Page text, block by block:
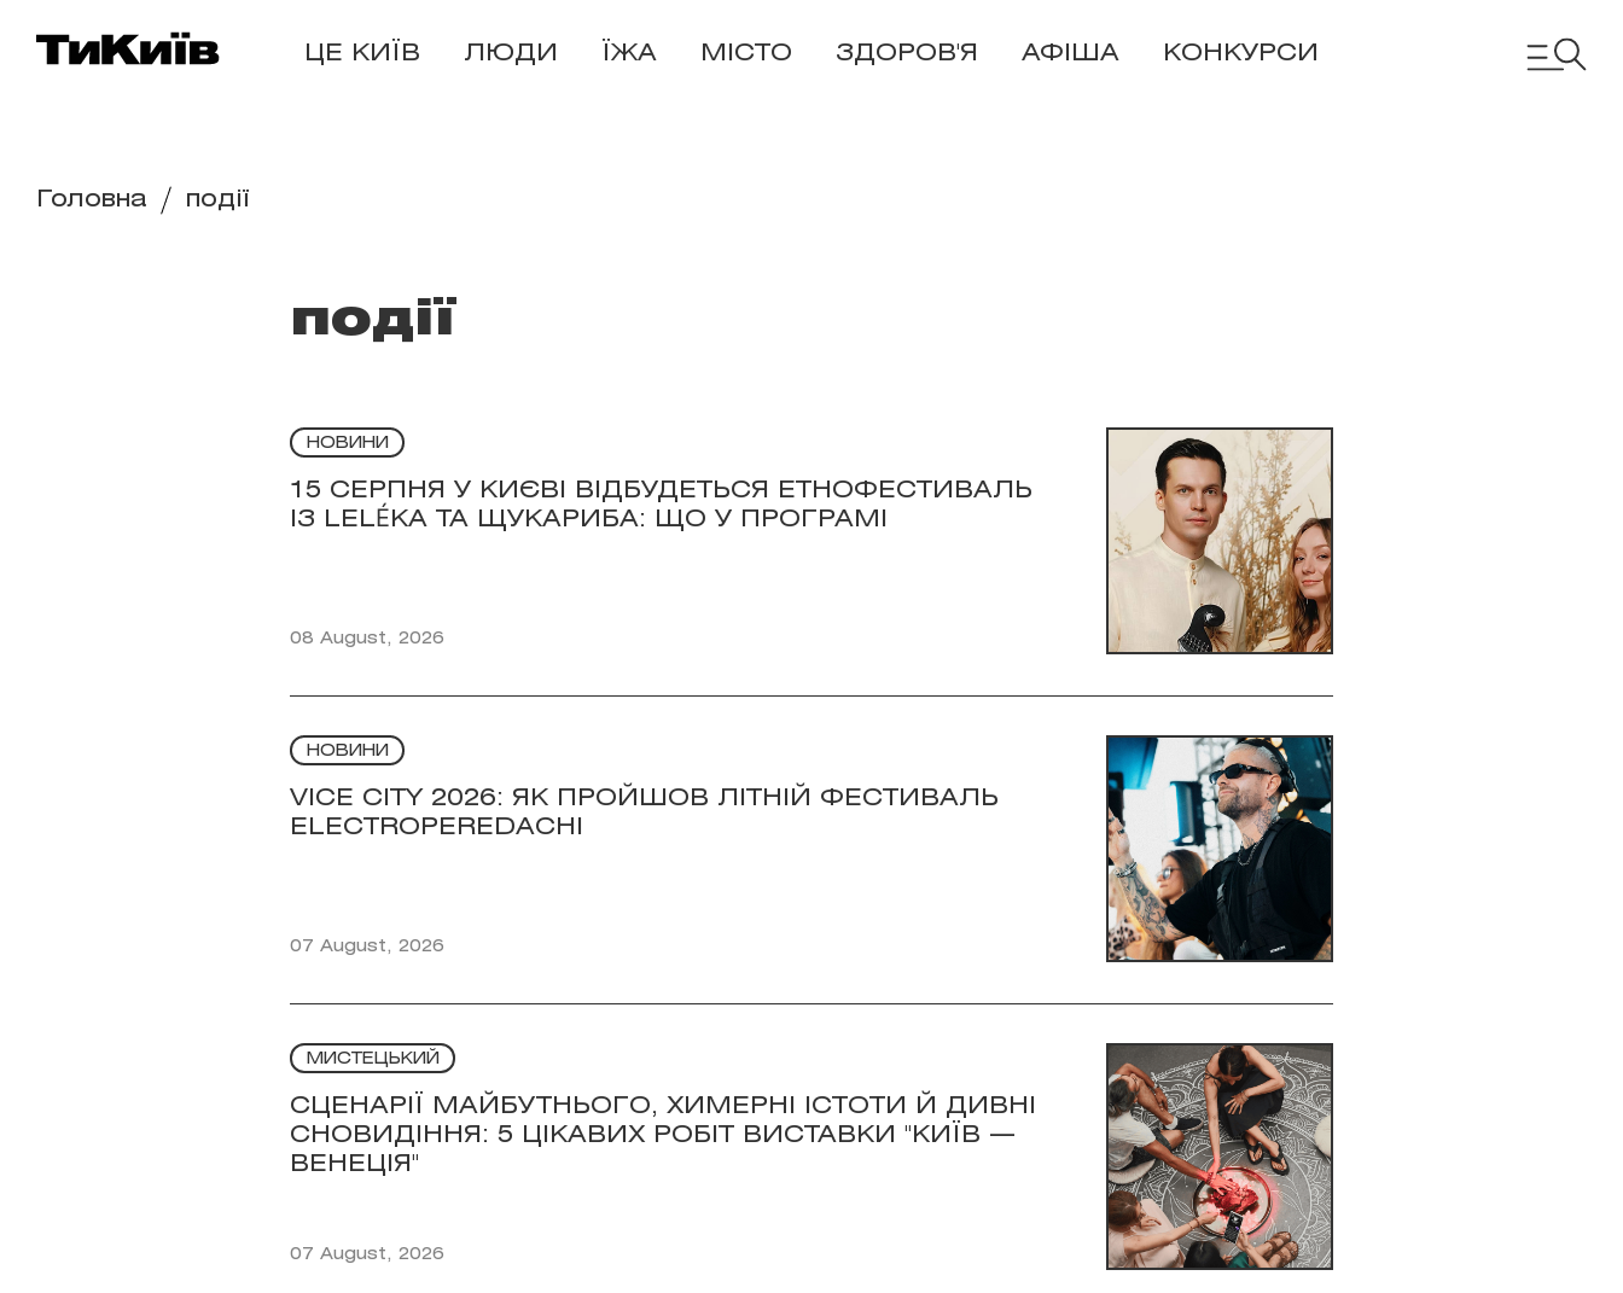
ЦЕ КИЇВ ЛЮДИ ЇЖА МІСТО ЗДОРОВ'Я АФІША КОНКУРСИ
Головна події
події
НОВИНИ
15 СЕРПНЯ У КИЄВІ ВІДБУДЕТЬСЯ ЕТНОФЕСТИВАЛЬ
ІЗ LELÉKA ТА ЩУКАРИБА: ЩО У ПРОГРАМІ
08 August, 2026
НОВИНИ
VICE CITY 2026: ЯК ПРОЙШОВ ЛІТНІЙ ФЕСТИВАЛЬ
ELECTROPEREDACHI
07 August, 2026
МИСТЕЦЬКИЙ
СЦЕНАРІЇ МАЙБУТНЬОГО, ХИМЕРНІ ІСТОТИ Й ДИВНІ
СНОВИДІННЯ: 5 ЦІКАВИХ РОБІТ ВИСТАВКИ "КИЇВ —
ВЕНЕЦІЯ"
07 August, 2026